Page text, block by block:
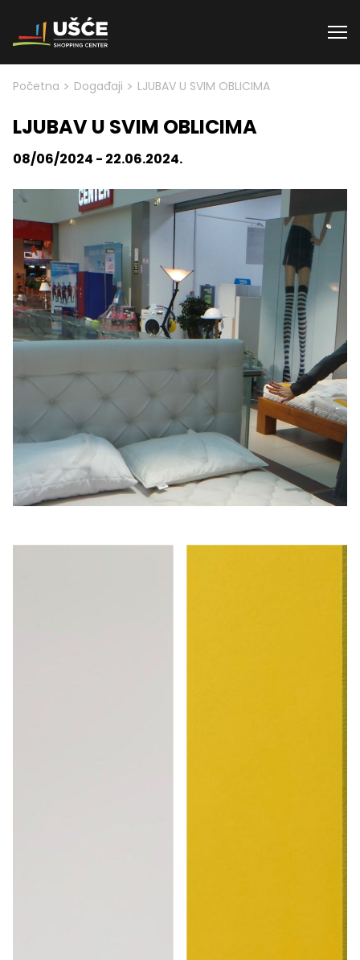
Skip to content
Početna > Događaji > LJUBAV U SVIM OBLICIMA
LJUBAV U SVIM OBLICIMA
08/06/2024 - 22.06.2024.